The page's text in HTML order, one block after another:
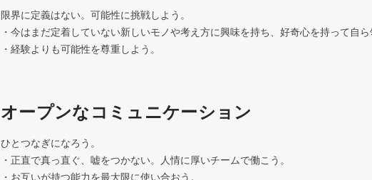
限界に定義はない。可能性に挑戦しよう。
・今はまだ定着していない新しいモノや考え方に興味を持ち、好奇心を持って自ら
オープンなコミュニケーション
ひとつなぎになろう。
・正直で真っ直ぐ、嘘をつかない。人情に厚いチームで働こう。
・お互いが持つ能力を最大限に使い合おう。